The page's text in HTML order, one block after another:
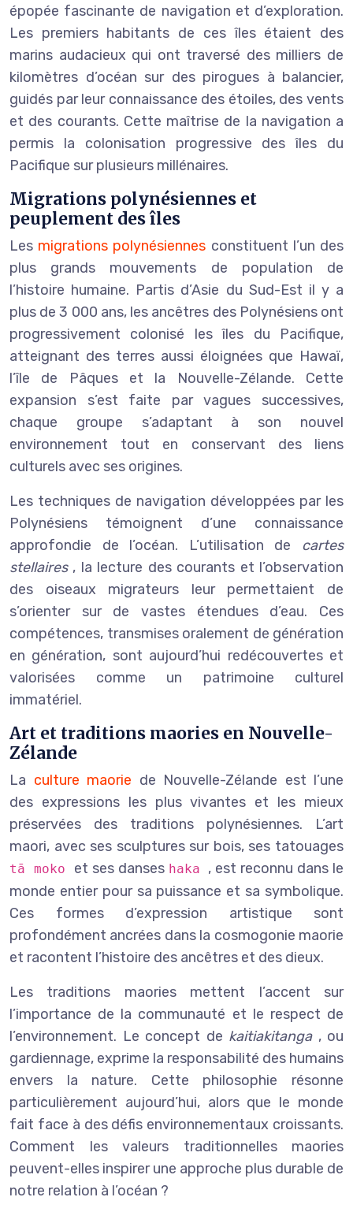
épopée fascinante de navigation et d’exploration.
Les premiers habitants de ces îles étaient des
marins audacieux qui ont traversé des milliers de
kilomètres d’océan sur des pirogues à balancier,
guidés par leur connaissance des étoiles, des vents
et des courants. Cette maîtrise de la navigation a
permis la colonisation progressive des îles du
Pacifique sur plusieurs millénaires.
Migrations polynésiennes et
peuplement des îles
Les migrations polynésiennes constituent l’un des
plus grands mouvements de population de
l’histoire humaine. Partis d’Asie du Sud-Est il y a
plus de 3 000 ans, les ancêtres des Polynésiens ont
progressivement colonisé les îles du Pacifique,
atteignant des terres aussi éloignées que Hawaï,
l’île de Pâques et la Nouvelle-Zélande. Cette
expansion s’est faite par vagues successives,
chaque groupe s’adaptant à son nouvel
environnement tout en conservant des liens
culturels avec ses origines.
Les techniques de navigation développées par les
Polynésiens témoignent d’une connaissance
approfondie de l’océan. L’utilisation de cartes
stellaires , la lecture des courants et l’observation
des oiseaux migrateurs leur permettaient de
s’orienter sur de vastes étendues d’eau. Ces
compétences, transmises oralement de génération
en génération, sont aujourd’hui redécouvertes et
valorisées comme un patrimoine culturel
immatériel.
Art et traditions maories en Nouvelle-
Zélande
La culture maorie de Nouvelle-Zélande est l’une
des expressions les plus vivantes et les mieux
préservées des traditions polynésiennes. L’art
maori, avec ses sculptures sur bois, ses tatouages
tā moko et ses danses haka , est reconnu dans le
monde entier pour sa puissance et sa symbolique.
Ces formes d’expression artistique sont
profondément ancrées dans la cosmogonie maorie
et racontent l’histoire des ancêtres et des dieux.
Les traditions maories mettent l’accent sur
l’importance de la communauté et le respect de
l’environnement. Le concept de kaitiakitanga , ou
gardiennage, exprime la responsabilité des humains
envers la nature. Cette philosophie résonne
particulièrement aujourd’hui, alors que le monde
fait face à des défis environnementaux croissants.
Comment les valeurs traditionnelles maories
peuvent-elles inspirer une approche plus durable de
notre relation à l’océan ?